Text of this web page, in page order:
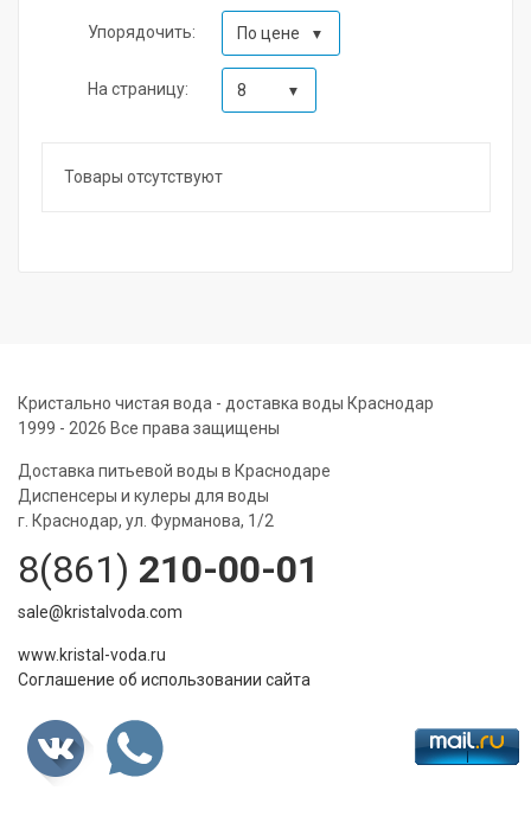
Упорядочить: По цене
На страницу: 8
Товары отсутствуют
Кристально чистая вода - доставка воды Краснодар
1999 - 2026 Все права защищены
Доставка питьевой воды в Краснодаре
Диспенсеры и кулеры для воды
г. Краснодар, ул. Фурманова, 1/2
8(861) 210-00-01
sale@kristalvoda.com
www.kristal-voda.ru
Соглашение об использовании сайта